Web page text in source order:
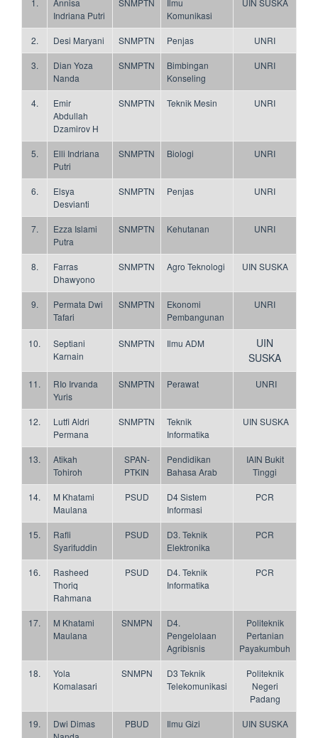
1.
Annisa
Indriana Putri
SNMPTN
Ilmu
Komunikasi
UIN SUSKA
2. Desi Maryani SNMPTN Penjas UNRI
3.
Dian Yoza
Nanda
SNMPTN
Bimbingan
Konseling
UNRI
4.
Emir
Abdullah
Dzamirov H
SNMPTN Teknik Mesin UNRI
5.
Elli Indriana
Putri
SNMPTN Biologi UNRI
6.
Elsya
Desvianti
SNMPTN Penjas UNRI
7.
Ezza Islami
Putra
SNMPTN Kehutanan UNRI
8.
Farras
Dhawyono
SNMPTN Agro Teknologi UIN SUSKA
9.
Permata Dwi
Tafari
SNMPTN
Ekonomi
Pembangunan
UNRI
10.
Septiani
Karnain
SNMPTN Ilmu ADM
UIN
SUSKA
11.
RIo Irvanda
Yuris
SNMPTN Perawat UNRI
12.
Lutfi Aldri
Permana
SNMPTN
Teknik
Informatika
UIN SUSKA
13.
Atikah
Tohiroh
SPAN-
PTKIN
Pendidikan
Bahasa Arab
IAIN Bukit
Tinggi
14.
M Khatami
Maulana
PSUD
D4 Sistem
Informasi
PCR
15.
Rafli
Syarifuddin
PSUD
D3. Teknik
Elektronika
PCR
16.
Rasheed
Thoriq
Rahmana
PSUD
D4. Teknik
Informatika
PCR
17.
M Khatami
Maulana
SNMPN
D4.
Pengelolaan
Agribisnis
Politeknik
Pertanian
Payakumbuh
18.
Yola
Komalasari
SNMPN
D3 Teknik
Telekomunikasi
Politeknik
Negeri
Padang
19.
Dwi Dimas
PBUD Ilmu Gizi UIN SUSKA